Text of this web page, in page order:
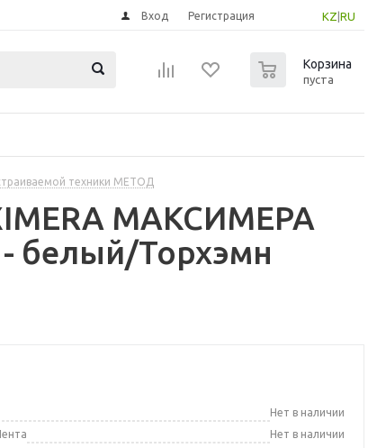
KZ RU
Вход Регистрация
Корзина
пуста
техники МЕТОД
МАКСИМЕРА
белый/Торхэмн
Нет в наличии
Нет в наличии